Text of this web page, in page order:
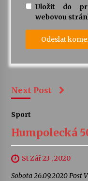
Uložit do
webovou
Next Post
Sport
Humpolecká
St Zář 23 , 2020
Sobota 26.09.2020 Post